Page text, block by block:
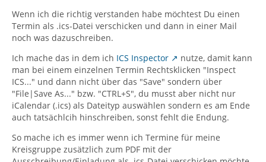
Wenn ich die richtig verstanden habe möchtest Du einen
Termin als .ics-Datei verschicken und dann in einer Mail
noch was dazuschreiben.
Ich mache das in dem ich ICS Inspector
nutze, damit kann
man bei einem einzelnen Termin Rechtsklicken "Inspect
ICS..." und dann nicht über das "Save" sondern über
"File|Save As..." bzw. "CTRL+S", du musst aber nicht nur
iCalendar (.ics) als Dateityp auswählen sondern es am Ende
auch tatsächlcih hinschreiben, sonst fehlt die Endung.
So mache ich es immer wenn ich Termine für meine
Kreisgruppe zusätzlich zum PDF mit der